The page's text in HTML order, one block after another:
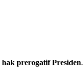
hak prerogatif Presiden